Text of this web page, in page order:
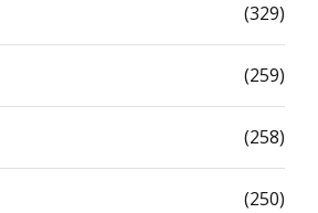
(329)
(259)
(258)
(250)